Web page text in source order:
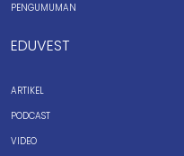
PENGUMUMAN
EDUVEST
ARTIKEL
PODCAST
VIDEO